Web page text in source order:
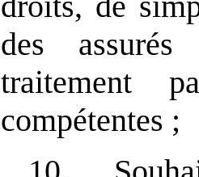
des
traitement
compétentes ;